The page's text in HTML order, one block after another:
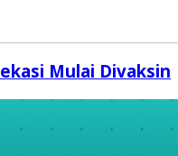
Mulai Divaksin